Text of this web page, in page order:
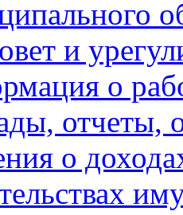
и
о
отчеты,
о